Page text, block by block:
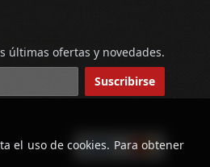
el uso de cookies. Para obtener
últimas ofertas y novedades.
Suscribirse